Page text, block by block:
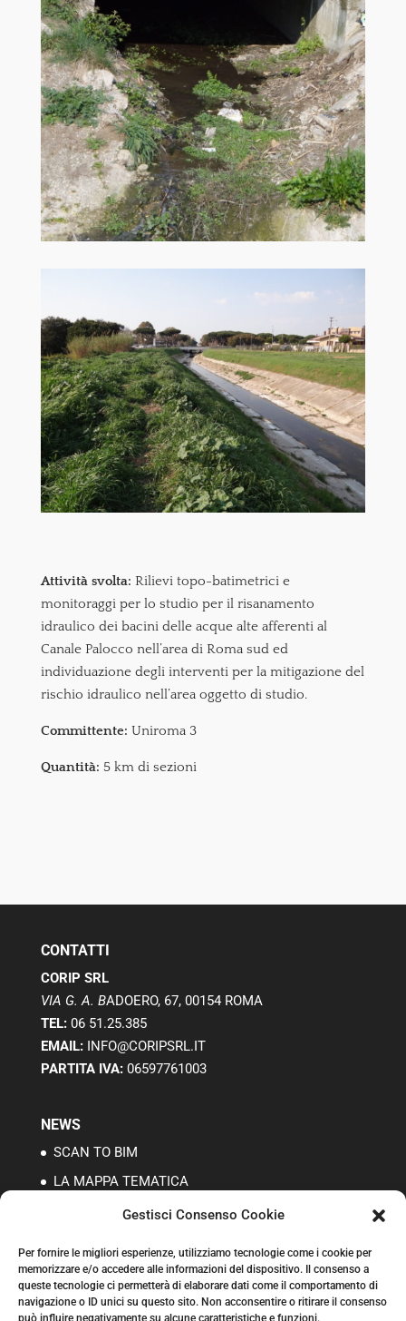
Gestisci Consenso Cookie
Per fornire le migliori esperienze, utilizziamo tecnologie come i cookie per
memorizzare e/o accedere alle informazioni del dispositivo. Il consenso a
queste tecnologie ci permetterà di elaborare dati come il comportamento di
navigazione o ID unici su questo sito. Non acconsentire o ritirare il consenso
può influire negativamente su alcune caratteristiche e funzioni.
Attività svolta: Rilievi topo-batimetrici e
monitoraggi per lo studio per il risanamento
idraulico dei bacini delle acque alte afferenti al
Canale Palocco nell’area di Roma sud ed
individuazione degli interventi per la mitigazione del
rischio idraulico nell’area oggetto di studio.
Committente: Uniroma 3
Quantità: 5 km di sezioni
CONTATTI
CORIP SRL
VIA G. A. BADOERO, 67, 00154 ROMA
TEL: 06 51.25.385
EMAIL: INFO@CORIPSRL.IT
PARTITA IVA:06597761003
NEWS
SCAN TO BIM
LA MAPPA TEMATICA
I RILIEVI TOPOGRAFICI
CONTRIBUTI PUBBLICI
CCIA N. 979224